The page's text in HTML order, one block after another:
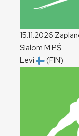
15.11.2026
Slalom M PŚ
Levi
(FIN)